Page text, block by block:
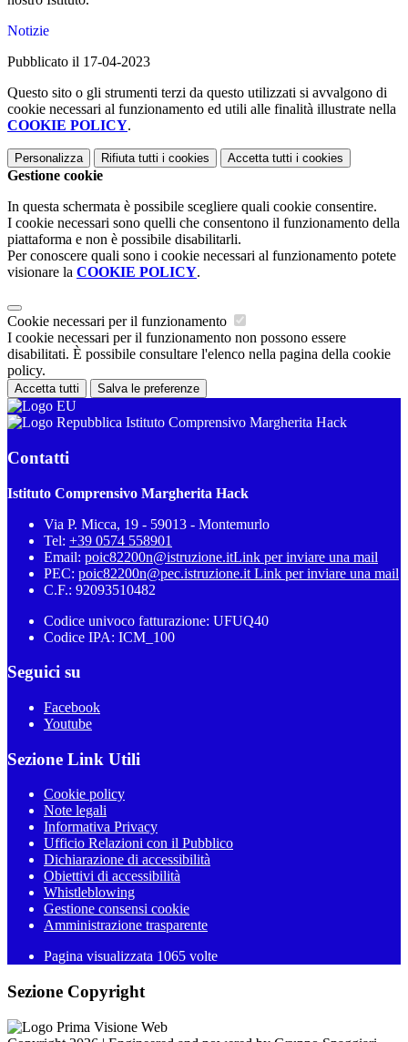
Notizie
Pubblicato il 17-04-2023
Questo sito o gli strumenti terzi da questo utilizzati si avvalgono di
cookie necessari al funzionamento ed utili alle finalità illustrate nella
COOKIE POLICY.
Personalizza Rifiuta tutti i cookies Accetta tutti i cookies
Gestione cookie
In questa schermata è possibile scegliere quali cookie consentire.
I cookie necessari sono quelli che consentono il funzionamento della
piattaforma e non è possibile disabilitarli.
Per conoscere quali sono i cookie necessari al funzionamento potete
visionare la COOKIE POLICY.
Cookie necessari per il funzionamento
I cookie necessari per il funzionamento non possono essere
disabilitati. È possibile consultare l'elenco nella pagina della cookie
policy.
Accetta tutti Salva le preferenze
Istituto Comprensivo Margherita Hack
Contatti
Istituto Comprensivo Margherita Hack
Via P. Micca, 19 - 59013 - Montemurlo
Tel: +39 0574 558901
Email: poic82200n@istruzione.itLink per inviare una mail
PEC: poic82200n@pec.istruzione.it Link per inviare una mail
C.F.: 92093510482
Codice univoco fatturazione: UFUQ40
Codice IPA: ICM_100
Seguici su
Facebook
Youtube
Sezione Link Utili
Cookie policy
Note legali
Informativa Privacy
Ufficio Relazioni con il Pubblico
Dichiarazione di accessibilità
Obiettivi di accessibilità
Whistleblowing
Gestione consensi cookie
Amministrazione trasparente
Pagina visualizzata 1065 volte
Sezione Copyright